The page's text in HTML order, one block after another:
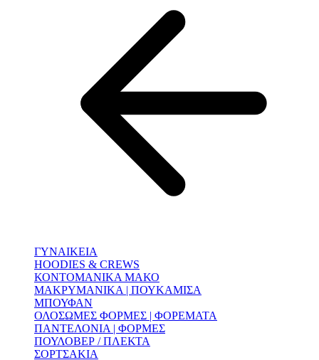
ΓΥΝΑΙΚΕΙΑ
HOODIES & CREWS
ΚΟΝΤΟΜΑΝΙΚΑ ΜΑΚΟ
ΜΑΚΡΥΜΑΝΙΚΑ | ΠΟΥΚΑΜΙΣΑ
ΜΠΟΥΦΑΝ
ΟΛΟΣΩΜΕΣ ΦΟΡΜΕΣ | ΦΟΡΕΜΑΤΑ
ΠΑΝΤΕΛΟΝΙΑ | ΦΟΡΜΕΣ
ΠΟΥΛΟΒΕΡ / ΠΛΕΚΤΑ
ΣΟΡΤΣΑΚΙΑ